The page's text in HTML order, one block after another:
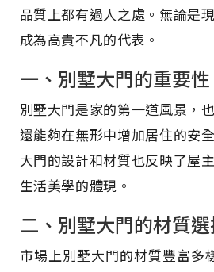
品質上都有過人之處。無論是
成為高貴不凡的代表。
一、別墅大門的重要性
別墅大門是家的第一道風景，
還能夠在無形中增加居住的安
大門的設計和材質也反映了屋
生活美學的體現。
二、別墅大門的材質
市場上別墅大門的材質豐富多